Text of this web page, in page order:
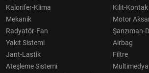
Kalorifer-Klima
Kilit-Kontak
Mekanik
Motor
Radyatör-Fan
Şanzıman-
Yakıt Sistemi
Airbag
Jant-Lastik
Filtre
Ateşleme Sistemi
Multimedya